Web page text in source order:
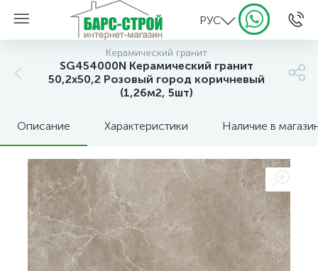
РУС
Керамический гранит
SG454000N Керамический гранит
50,2х50,2 Розовый город коричневый
(1,26м2, 5шт)
Описание Характеристики Наличие в